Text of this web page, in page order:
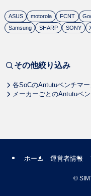
ASUS motorola FCNT
Samsung
SHARP SONY
その他絞り込み
各SoCのAntutuベンチマ
メーカーごとのAntutuベ
ホーム 運営者情報
©